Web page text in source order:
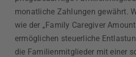
monatliche Zahlungen gewährt.
wie der „Family Caregiver
ermöglichen steuerliche
die Familienmitglieder mit einer